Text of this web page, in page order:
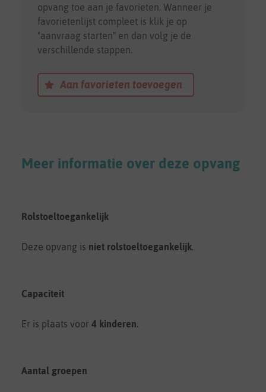
opvang toe aan je favorieten. Wanneer je
favorietenlijst compleet is klik je op
"aanvraag starten" en dan volg je de
verschillende stappen.
Aan favorieten toevoegen
Meer informatie over deze opvang
Rolstoeltoegankelijk
Deze opvang is niet rolstoeltoegankelijk
Capaciteit
Er is plaats voor 4 kinderen
Aantal groepen